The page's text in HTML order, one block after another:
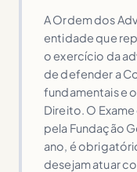
A Ordem dos
entidade que
o exercício da
de defender a
fundamentais e
Direito. O
pela Fundação
ano, é
desejam atuar